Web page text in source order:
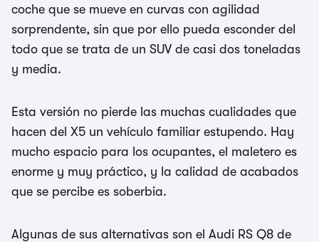
coche que se mueve en curvas con agilidad
sorprendente, sin que por ello pueda esconder del
todo que se trata de un SUV de casi dos toneladas
y media.
Esta versión no pierde las muchas cualidades que
hacen del X5 un vehículo familiar estupendo. Hay
mucho espacio para los ocupantes, el maletero es
enorme y muy práctico, y la calidad de acabados
que se percibe es soberbia.
Algunas de sus alternativas son el Audi RS Q8 de